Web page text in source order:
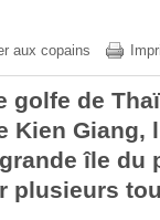
aux copains
golfe de
Kien Giang,
île du
plusieurs